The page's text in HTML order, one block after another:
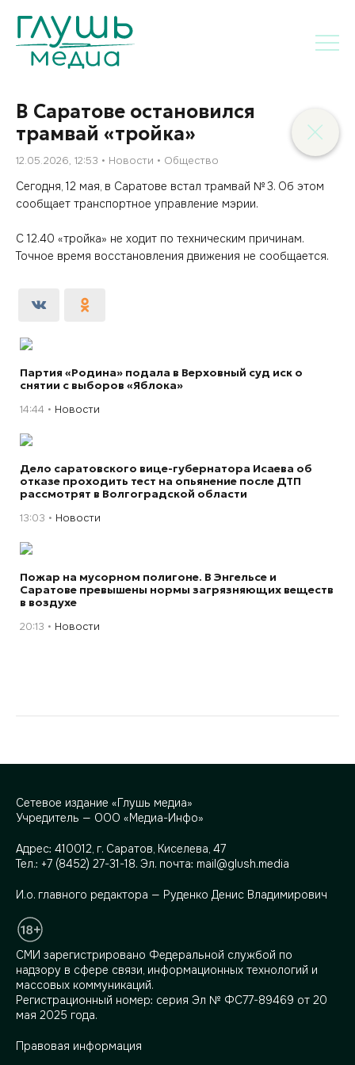
В Саратове остановился
трамвай «тройка»
12.05.2026, 12:53 Новости Общество
Сегодня, 12 мая, в Саратове встал трамвай № 3. Об этом
сообщает транспортное управление мэрии.
С 12.40 «тройка» не ходит по техническим причинам.
Точное время восстановления движения не сообщается.
Партия «Родина» подала в Верховный суд иск о
снятии с выборов «Яблока»
14:44 Новости
Дело саратовского вице-губернатора Исаева об
отказе проходить тест на опьянение после ДТП
рассмотрят в Волгоградской области
13:03 Новости
Пожар на мусорном полигоне. В Энгельсе и
Саратове превышены нормы загрязняющих веществ
в воздухе
20:13 Новости
Сетевое издание «Глушь медиа»
Учредитель — ООО «Медиа-Инфо»
Адрес: 410012, г. Саратов, Киселева, 47
Тел.: +7 (8452) 27-31-18. Эл. почта: mail@glush.media
И.о. главного редактора — Руденко Денис Владимирович
СМИ зарегистрировано Федеральной службой по
надзору в сфере связи, информационных технологий и
массовых коммуникаций.
Регистрационный номер: серия Эл № ФС77-89469 от 20
мая 2025 года.
Правовая информация